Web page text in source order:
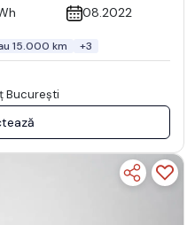
08.2022
15.000 km +3
București